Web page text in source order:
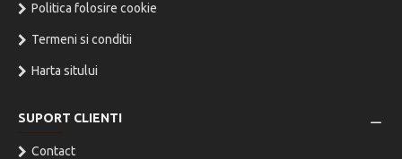
Politica folosire cookie
Termeni si conditii
Harta sitului
SUPORT CLIENTI
Contact